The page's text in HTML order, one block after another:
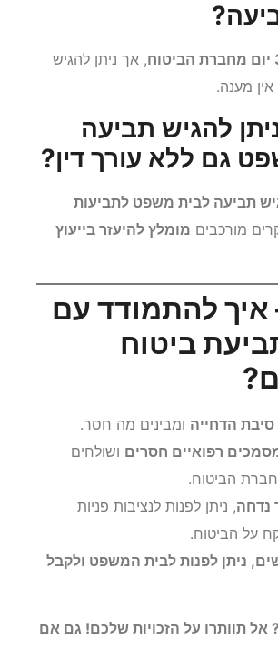
לוקח לערער על
מענה.
להגיש תביעה
גם ללא עורך דין?
תביעה לבית משפט לתביעות
מורכבים
איך להתמודד עם
ביטוח
הדחייהומבינים מה חסר.
רפואיים חסרים
הביטוח.
נדחה, ניתן לפנות לנציבות פניות
על הביטוח.
ניתן לפנות לבית המשפט ולקבל